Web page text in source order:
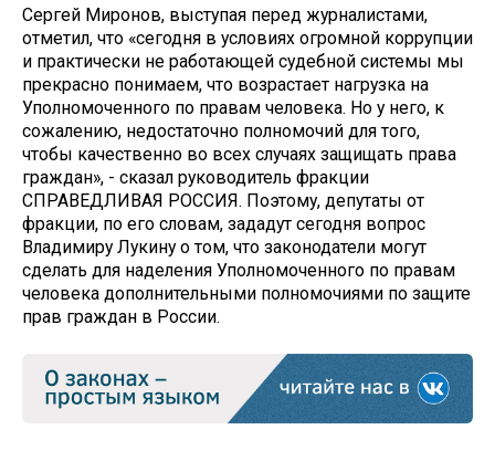
Сергей Миронов, выступая перед журналистами,
отметил, что «сегодня в условиях огромной коррупции
и практически не работающей судебной системы мы
прекрасно понимаем, что возрастает нагрузка на
Уполномоченного по правам человека. Но у него, к
сожалению, недостаточно полномочий для того,
чтобы качественно во всех случаях защищать права
граждан», - сказал руководитель фракции
СПРАВЕДЛИВАЯ РОССИЯ. Поэтому, депутаты от
фракции, по его словам, зададут сегодня вопрос
Владимиру Лукину о том, что законодатели могут
сделать для наделения Уполномоченного по правам
человека дополнительными полномочиями по защите
прав граждан в России.